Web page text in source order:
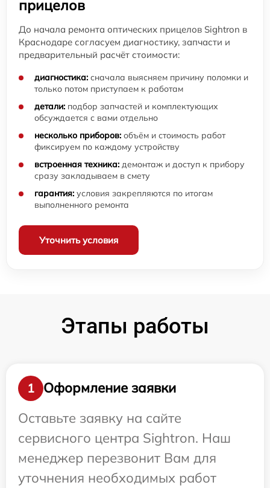
прицелов
До начала ремонта оптических прицелов Sightron в
Краснодаре согласуем диагностику, запчасти и
предварительный расчёт стоимости:
диагностика: сначала выясняем причину поломки и
только потом приступаем к работам
детали: подбор запчастей и комплектующих
обсуждается с вами отдельно
несколько приборов: объём и стоимость работ
фиксируем по каждому устройству
встроенная техника: демонтаж и доступ к прибору
сразу закладываем в смету
гарантия: условия закрепляются по итогам
выполненного ремонта
Уточнить условия
Этапы работы
1
Оформление заявки
Оставьте заявку на сайте
сервисного центра Sightron. Наш
менеджер перезвонит Вам для
уточнения необходимых работ